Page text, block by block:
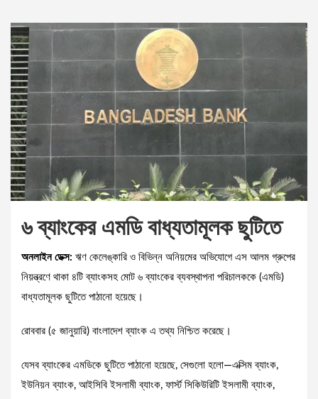
৬ ব্যাংকের এমডি বাধ্যতামূলক ছুটিতে
অনলাইন ডেক্স: ঋণ কেলেঙ্কারি ও বিভিন্ন অনিয়মের অভিযোগে এস আলম গ্রুপের
নিয়ন্ত্রণে থাকা ৪টি ব্যাংকসহ মোট ৬ ব্যাংকের ব্যবস্থাপনা পরিচালককে (এমডি)
বাধ্যতামূলক ছুটিতে পাঠানো হয়েছে।
রোববার (৫ জানুয়ারি) বাংলাদেশ ব্যাংক এ তথ্য নিশ্চিত করেছে।
যেসব ব্যাংকের এমডিকে ছুটিতে পাঠানো হয়েছে, সেগুলো হলো—এক্সিম ব্যাংক,
ইউনিয়ন ব্যাংক, আইসিবি ইসলামী ব্যাংক, ফার্স্ট সিকিউরিটি ইসলামী ব্যাংক,